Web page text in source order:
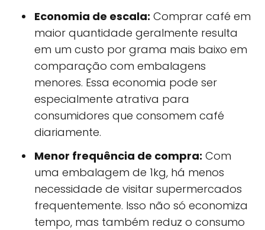
Economia de escala: Comprar café em
maior quantidade geralmente resulta
em um custo por grama mais baixo em
comparação com embalagens
menores. Essa economia pode ser
especialmente atrativa para
consumidores que consomem café
diariamente.
Menor frequência de compra: Com
uma embalagem de 1kg, há menos
necessidade de visitar supermercados
frequentemente. Isso não só economiza
tempo, mas também reduz o consumo